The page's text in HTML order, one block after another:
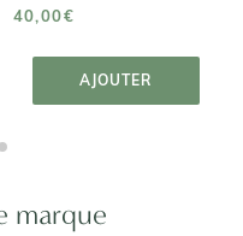
40,00€
AJOUTER
PANIER
marque